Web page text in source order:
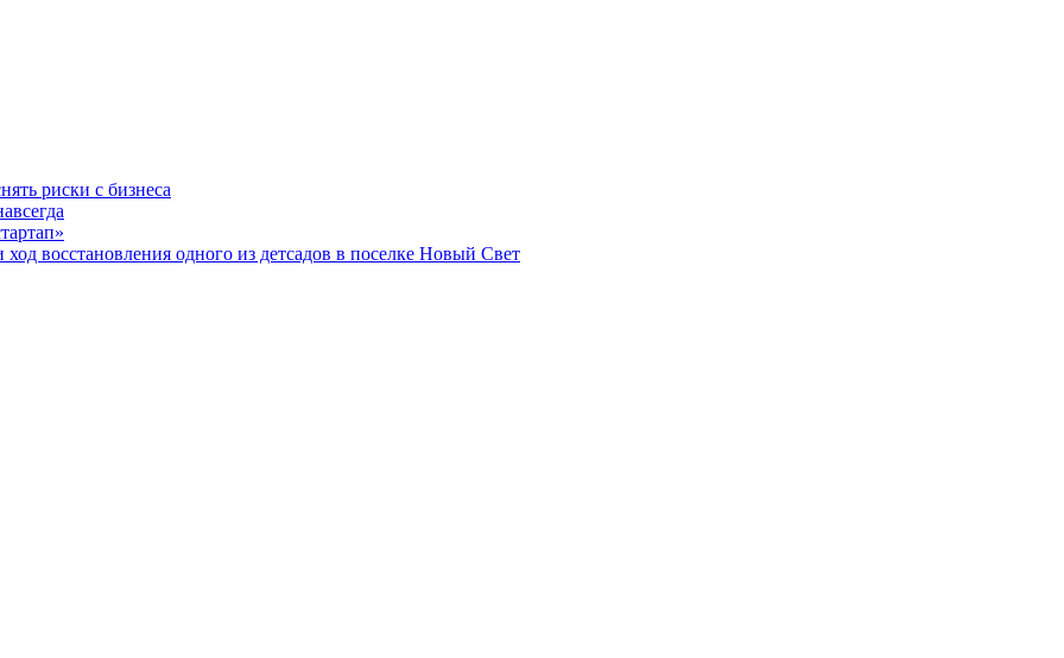
риски с бизнеса
восстановления одного из детсадов в поселке Новый Свет